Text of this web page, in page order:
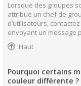
Lorsque des groupes
attribué un chef de
d’utilisateurs,
envoyant un message
Haut
Pourquoi certains
couleur différente ?